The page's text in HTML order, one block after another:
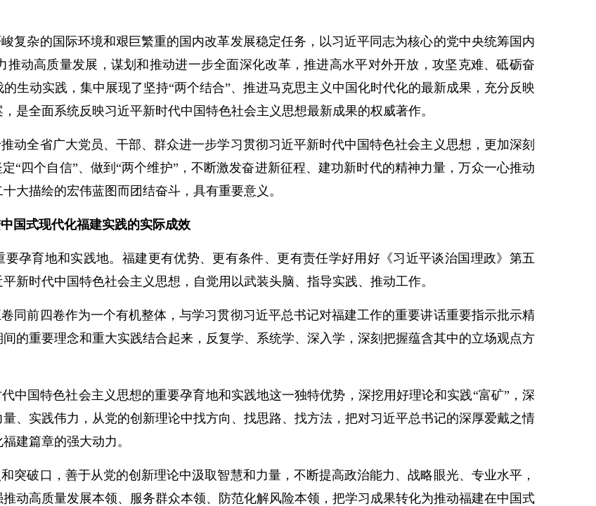
复杂的国际环境和艰巨繁重的国内改革发展稳定任务，以习近平同志为核心的党中央统筹国内
动高质量发展，谋划和推动进一步全面深化改革，推进高水平对外开放，攻坚克难、砥砺奋
生动实践，集中展现了坚持“两个结合”、推进马克思主义中国化时代化的最新成果，充分反映
是全面系统反映习近平新时代中国特色社会主义思想最新成果的权威著作。
动全省广大党员、干部、群众进一步学习贯彻习近平新时代中国特色社会主义思想，更加深刻
“四个自信”、做到“两个维护”，不断激发奋进新征程、建功新时代的精神力量，万众一心推动
大描绘的宏伟蓝图而团结奋斗，具有重要意义。
国式现代化福建实践的实际成效
孕育地和实践地。福建更有优势、更有条件、更有责任学好用好《习近平谈治国理政》第五
新时代中国特色社会主义思想，自觉用以武装头脑、指导实践、推动工作。
同前四卷作为一个有机整体，与学习贯彻习近平总书记对福建工作的重要讲话重要指示批示精
的重要理念和重大实践结合起来，反复学、系统学、深入学，深刻把握蕴含其中的立场观点方
中国特色社会主义思想的重要孕育地和实践地这一独特优势，深挖用好理论和实践“富矿”，深
、实践伟力，从党的创新理论中找方向、找思路、找方法，把对习近平总书记的深厚爱戴之情
建篇章的强大动力。
突破口，善于从党的创新理论中汲取智慧和力量，不断提高政治能力、战略眼光、专业水平，
动高质量发展本领、服务群众本领、防范化解风险本领，把学习成果转化为推动福建在中国式